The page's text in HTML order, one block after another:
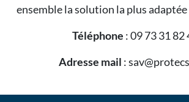
ensemble la solution la plus adaptée
Téléphone : 09 73 31 82
Adresse mail :